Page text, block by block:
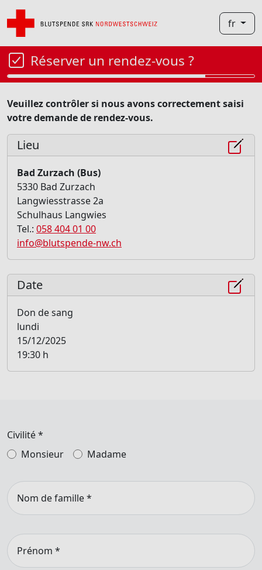
fr
Réserver un rendez-vous ?
Veuillez contrôler si nous avons correctement saisi
votre demande de rendez-vous.
Lieu
Bad Zurzach (Bus)
5330 Bad Zurzach
Langwiesstrasse 2a
Schulhaus Langwies
Tel.: 058 404 01 00
info@blutspende-nw.ch
Date
Don de sang
lundi
15/12/2025
19:30 h
Civilité*
Monsieur
Madame
Nom de famille*
Prénom *